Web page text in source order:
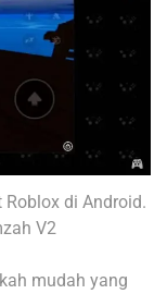
di Android.
V2
mudah yang